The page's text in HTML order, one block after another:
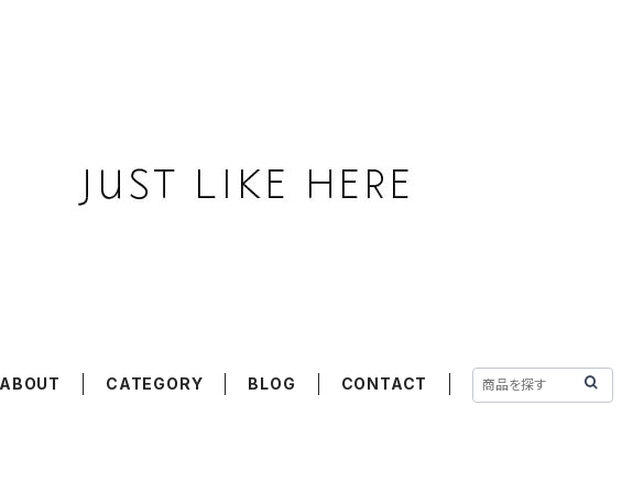
CATEGORY BLOG CONTACT